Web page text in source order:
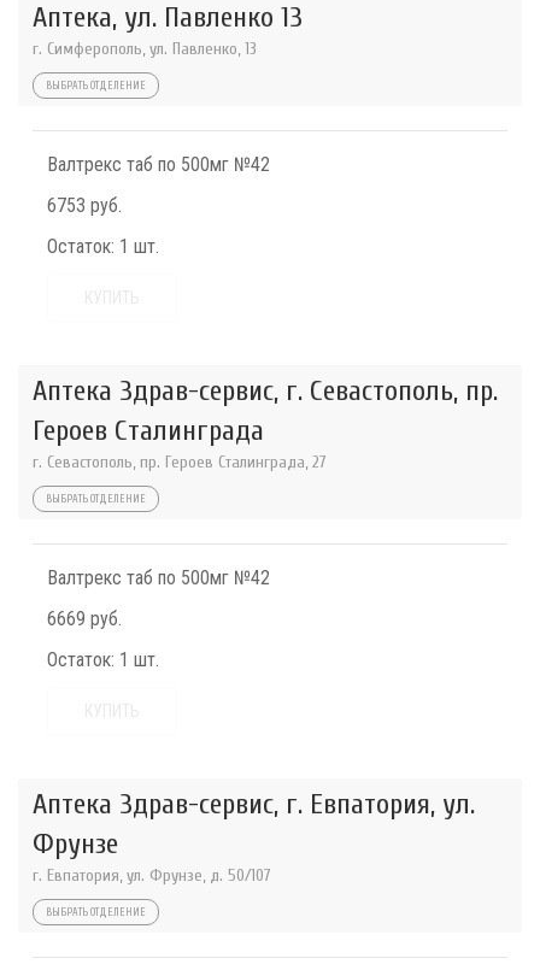
Аптека, ул. Павленко 13
г. Симферополь, ул. Павленко, 13
ВЫБРАТЬ ОТДЕЛЕНИЕ
Валтрекс таб по 500мг №42
6753 руб.
Остаток: 1 шт.
Аптека Здрав-сервис, г. Севастополь, пр.
Героев Сталинграда
г. Севастополь, пр. Героев Сталинграда, 27
ВЫБРАТЬ ОТДЕЛЕНИЕ
Валтрекс таб по 500мг №42
6669 руб.
Остаток: 1 шт.
Аптека Здрав-сервис, г. Евпатория, ул.
Фрунзе
г. Евпатория, ул. Фрунзе, д. 50/107
ВЫБРАТЬ ОТДЕЛЕНИЕ